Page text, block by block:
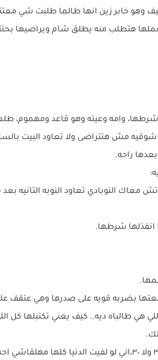
وهو خابر زين انها طالما طلبت شي
هتطلب منه يطلق شام ويراضيها
وامه وعيته وهو قاعد ومهموم،
مش هتتراضى ولا تعاود البيت
راحه.
معاك النوبادي تعاود النوبه التانيه
انفذلها شرطها.
بضربه قويه على صدرها وهي عتقف على
هي طالباه ديه.. كيف يعني تكتبلها كل
كرار برفض: عاوزش غير شوقيه اني يمه، ولا ٣ ولا ٣٠،اني لو لفيت